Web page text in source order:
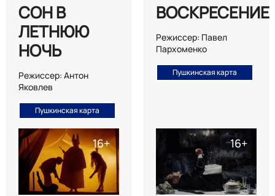
СОН В
ЛЕТНЮЮ
НОЧЬ
Режиссер: Антон
Яковлев
Пушкинская карта
ВОСКРЕСЕНИЕ
Режиссер: Павел
Пархоменко
Пушкинская карта